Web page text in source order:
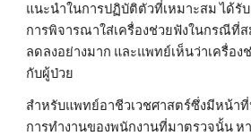
แนะนำในการปฏิบัติตัวที่เหมาะสม ได้รั
การพิจารณาใส่เครื่องช่วยฟังในกรณีที่
ลดลงอย่างมาก และแพทย์เห็นว่าเครื่อ
กับผู้ป่วย
สำหรับแพทย์อาชีวเวชศาสตร์ซึ่งมีหน้า
การทำงานของพนักงานที่มาตรวจนั้น